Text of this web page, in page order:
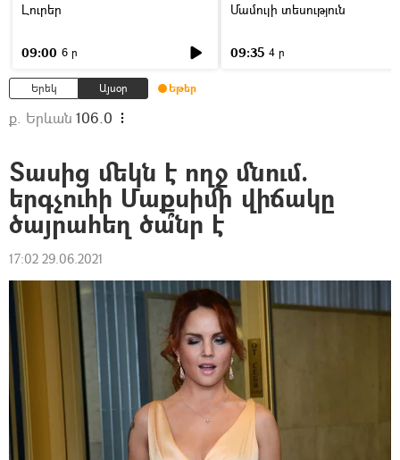
Լուրեր
09:00 6 ր
Մամուլի տեսություն
09:35 4 ր
Երեկ Այսօր Եթեր
ք. Երևան 106.0
Տասից մեկն է ողջ մնում.
երգչուհի Մաքսիմի վիճակը
ծայրահեղ ծա՞նր է
17:02 29.06.2021